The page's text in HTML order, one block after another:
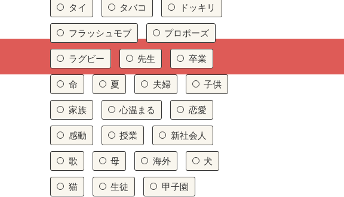
タイ タバコ ドッキリ
フラッシュモブ プロポーズ
ラグビー 先生 卒業
命 夏 夫婦 子供
家族 心温まる 恋愛
感動 授業 新社会人
歌 母 海外 犬
猫 生徒 甲子園